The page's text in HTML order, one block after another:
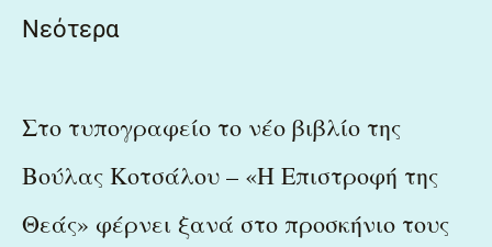
Νεότερα
Στο τυπογραφείο το νέο βιβλίο της
Βούλας Κοτσάλου – «Η Επιστροφή της
Θεάς» φέρνει ξανά στο προσκήνιο τους